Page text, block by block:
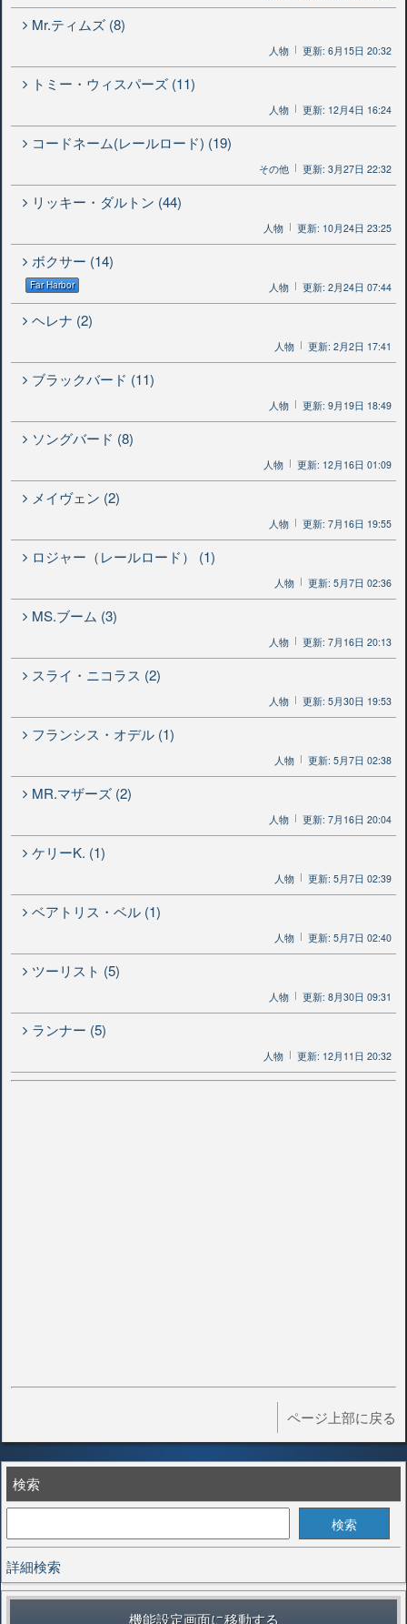
Mr.ティムズ (8)
人物 更新: 6月15日 20:32
トミー・ウィスパーズ (11)
人物 更新: 12月4日 16:24
コードネーム(レールロード) (19)
その他 更新: 3月27日 22:32
リッキー・ダルトン (44)
人物 更新: 10月24日 23:25
ボクサー (14)
Far Harbor 人物 更新: 2月24日 07:44
ヘレナ (2)
人物 更新: 2月2日 17:41
ブラックバード (11)
人物 更新: 9月19日 18:49
ソングバード (8)
人物 更新: 12月16日 01:09
メイヴェン (2)
人物 更新: 7月16日 19:55
ロジャー（レールロード） (1)
人物 更新: 5月7日 02:36
MS.ブーム (3)
人物 更新: 7月16日 20:13
スライ・ニコラス (2)
人物 更新: 5月30日 19:53
フランシス・オデル (1)
人物 更新: 5月7日 02:38
MR.マザーズ (2)
人物 更新: 7月16日 20:04
ケリーK. (1)
人物 更新: 5月7日 02:39
ベアトリス・ベル (1)
人物 更新: 5月7日 02:40
ツーリスト (5)
人物 更新: 8月30日 09:31
ランナー (5)
人物 更新: 12月11日 20:32
ページ上部に戻る
検索
詳細検索
機能設定画面に移動する